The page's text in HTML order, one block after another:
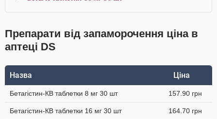
Препарати від запаморочення ціна в
аптеці DS
Назва Ціна
Бетагістин-КВ таблетки 8 мг 30 шт 157.90 грн
Бетагістин-КВ таблетки 16 мг 30 шт 164.70 грн